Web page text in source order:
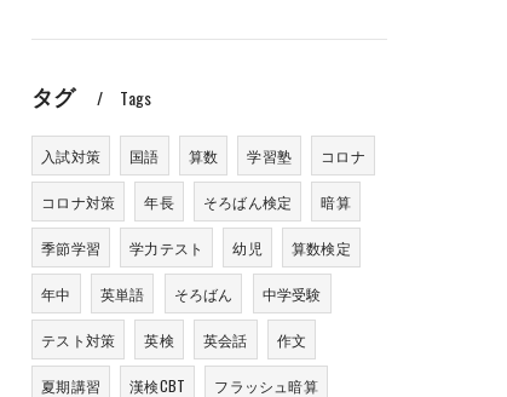
タグ Tags
入試対策 国語 算数 学習塾 コロナ
コロナ対策 年長 そろばん検定 暗算
季節学習 学力テスト 幼児 算数検定
年中 英単語 そろばん 中学受験
テスト対策 英検 英会話 作文
夏期講習 漢検CBT フラッシュ暗算